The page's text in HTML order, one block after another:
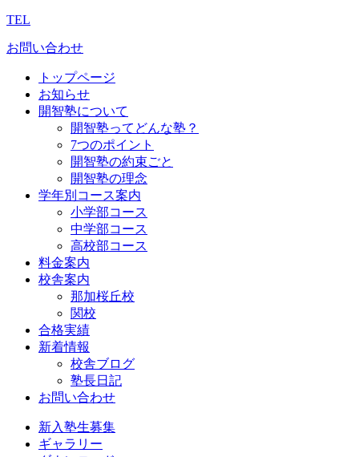
TEL
お問い合わせ
トップページ
お知らせ
開智塾について
開智塾ってどんな塾？
7つのポイント
開智塾の約束ごと
開智塾の理念
学年別コース案内
小学部コース
中学部コース
高校部コース
料金案内
校舎案内
那加桜丘校
関校
合格実績
新着情報
校舎ブログ
塾長日記
お問い合わせ
新入塾生募集
ギャラリー